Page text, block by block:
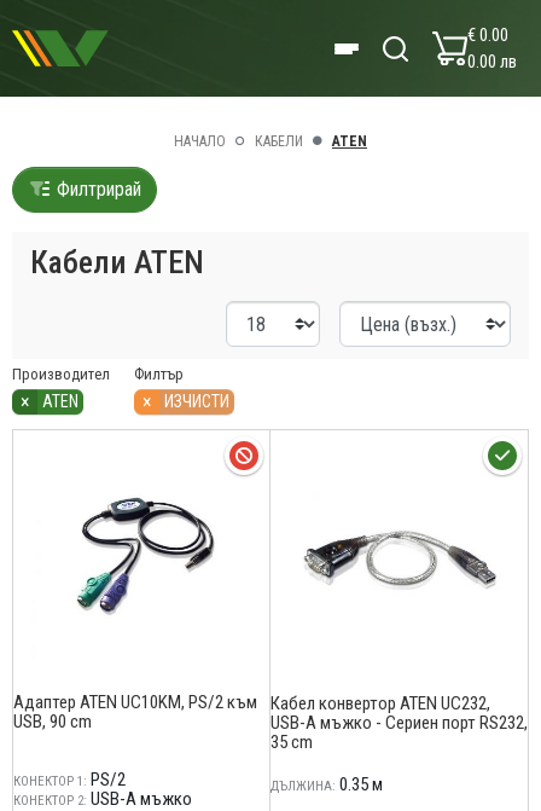
€ 0.00
0.00 лв
НАЧАЛО КАБЕЛИ ATEN
Филтрирай
Кабели ATEN
Производител
× ATEN
Филтър
× ИЗЧИСТИ
Адаптер ATEN UC10KM, PS/2 към
USB, 90 cm
КОНЕКТОР 1: PS/2
КОНЕКТОР 2: USB-А мъжко
Кабел конвертор ATEN UC232,
USB-A мъжко - Сериен порт RS232,
35 cm
ДЪЛЖИНА: 0.35 м